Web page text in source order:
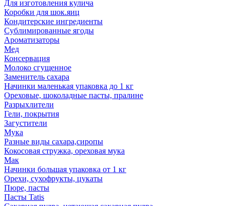
Для изготовления кулича
Коробки для шок.яиц
Кондитерские ингредиенты
Сублимированные ягоды
Ароматизаторы
Мед
Консервация
Молоко сгущенное
Заменитель сахара
Начинки маленькая упаковка до 1 кг
Ореховые, шоколадные пасты, пралине
Разрыхлители
Гели, покрытия
Загустители
Мука
Разные виды сахара,сиропы
Кокосовая стружка, ореховая мука
Мак
Начинки большая упаковка от 1 кг
Орехи, сухофрукты, цукаты
Пюре, пасты
Пасты Tatis